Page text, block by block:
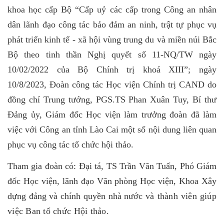
khoa học cấp Bộ “Cấp uỷ các cấp trong Công an nhân
dân lãnh đạo công tác bảo đảm an ninh, trật tự phục vụ
phát triển kinh tế - xã hội vùng trung du và miền núi Bắc
Bộ theo tinh thần Nghị quyết số 11-NQ/TW ngày
10/02/2022 của Bộ Chính trị khoá XIII”; ngày
10/8/2023, Đoàn công tác Học viện Chính trị CAND do
đồng chí Trung tướng, PGS.TS Phan Xuân Tuy, Bí thư
Đảng ủy, Giám đốc Học viện làm trưởng đoàn đã làm
việc với Công an tỉnh Lào Cai một số nội dung liên quan
phục vụ công tác tổ chức hội thảo.
Tham gia đoàn có: Đại tá, TS Trần Văn Tuấn, Phó Giám
đốc Học viện, lãnh đạo Văn phòng Học viện, Khoa Xây
dựng đảng và chính quyền nhà nướcvà thành viên giúp
việc Ban tổ chức Hội thảo.